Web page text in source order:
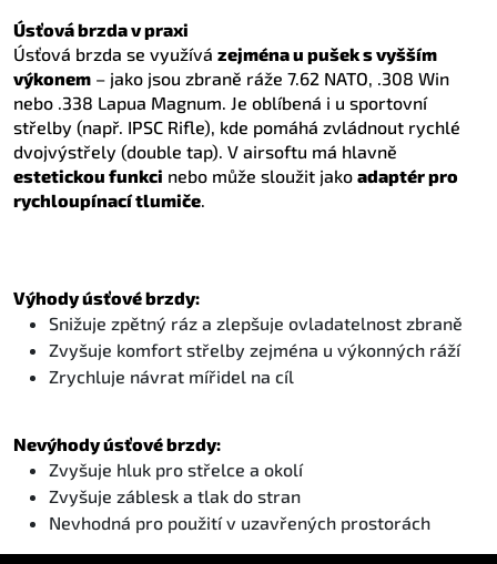
Úsťová brzda v praxi
Úsťová brzda se využívá zejména u pušek s vyšším
výkonem – jako jsou zbraně ráže 7.62 NATO, .308 Win
nebo .338 Lapua Magnum. Je oblíbená i u sportovní
střelby (např. IPSC Rifle), kde pomáhá zvládnout rychlé
dvojvýstřely (double tap). V airsoftu má hlavně
estetickou funkci nebo může sloužit jako adaptér pro
rychloupínací tlumiče.
Výhody úsťové brzdy:
Snižuje zpětný ráz a zlepšuje ovladatelnost zbraně
Zvyšuje komfort střelby zejména u výkonných ráží
Zrychluje návrat mířidel na cíl
Nevýhody úsťové brzdy:
Zvyšuje hluk pro střelce a okolí
Zvyšuje záblesk a tlak do stran
Nevhodná pro použití v uzavřených prostorách